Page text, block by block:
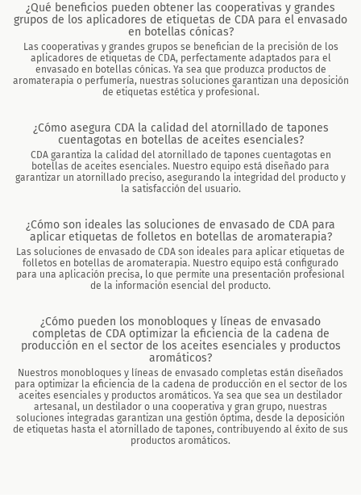
¿Qué beneficios pueden obtener las cooperativas y grandes
grupos de los aplicadores de etiquetas de CDA para el envasado
en botellas cónicas?
Las cooperativas y grandes grupos se benefician de la precisión de los
aplicadores de etiquetas de CDA, perfectamente adaptados para el
envasado en botellas cónicas. Ya sea que produzca productos de
aromaterapia o perfumería, nuestras soluciones garantizan una deposición
de etiquetas estética y profesional.
¿Cómo asegura CDA la calidad del atornillado de tapones
cuentagotas en botellas de aceites esenciales?
CDA garantiza la calidad del atornillado de tapones cuentagotas en
botellas de aceites esenciales. Nuestro equipo está diseñado para
garantizar un atornillado preciso, asegurando la integridad del producto y
la satisfacción del usuario.
¿Cómo son ideales las soluciones de envasado de CDA para
aplicar etiquetas de folletos en botellas de aromaterapia?
Las soluciones de envasado de CDA son ideales para aplicar etiquetas de
folletos en botellas de aromaterapia. Nuestro equipo está configurado
para una aplicación precisa, lo que permite una presentación profesional
de la información esencial del producto.
¿Cómo pueden los monobloques y líneas de envasado
completas de CDA optimizar la eficiencia de la cadena de
producción en el sector de los aceites esenciales y productos
aromáticos?
Nuestros monobloques y líneas de envasado completas están diseñados
para optimizar la eficiencia de la cadena de producción en el sector de los
aceites esenciales y productos aromáticos. Ya sea que sea un destilador
artesanal, un destilador o una cooperativa y gran grupo, nuestras
soluciones integradas garantizan una gestión óptima, desde la deposición
de etiquetas hasta el atornillado de tapones, contribuyendo al éxito de sus
productos aromáticos.